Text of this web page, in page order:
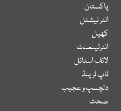
پاکستان
انٹر نیشنل
کھیل
انٹرٹینمنٹ
لائف اسٹائل
ٹاپ ٹرینڈ
دلچسپ و عجیب
صحت